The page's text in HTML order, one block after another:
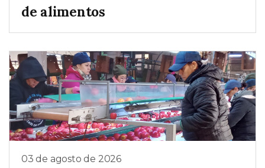
de alimentos
03 de agosto de 2026